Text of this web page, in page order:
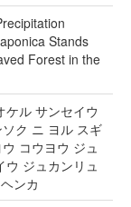
Stands
Forest in the
ケル サンセイウ
ク ニ ヨル スギ
コウヨウ ジュ
ウ ジュカンリュ
ンカ